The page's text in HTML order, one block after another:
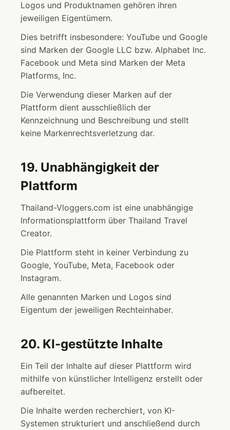
Logos und Produktnamen gehören ihren
jeweiligen Eigentümern.
Dies betrifft insbesondere: YouTube und Google
sind Marken der Google LLC bzw. Alphabet Inc.
Facebook und Meta sind Marken der Meta
Platforms, Inc.
Die Verwendung dieser Marken auf der
Plattform dient ausschließlich der
Kennzeichnung und Beschreibung und stellt
keine Markenrechtsverletzung dar.
19. Unabhängigkeit der
Plattform
Thailand-Vloggers.com ist eine unabhängige
Informationsplattform über Thailand Travel
Creator.
Die Plattform steht in keiner Verbindung zu
Google, YouTube, Meta, Facebook oder
Instagram.
Alle genannten Marken und Logos sind
Eigentum der jeweiligen Rechteinhaber.
20. KI-gestützte Inhalte
Ein Teil der Inhalte auf dieser Plattform wird
mithilfe von künstlicher Intelligenz erstellt oder
aufbereitet.
Die Inhalte werden recherchiert, von KI-
Systemen strukturiert und anschließend durch